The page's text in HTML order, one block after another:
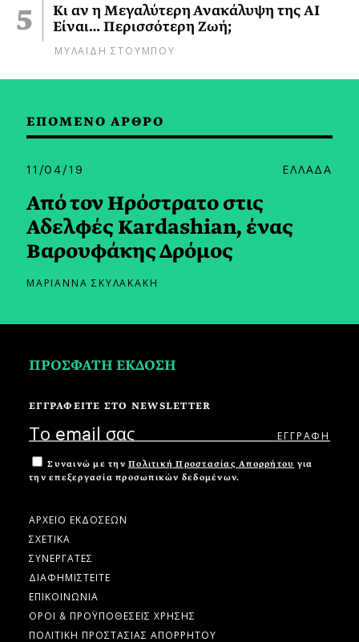
Κι αν η Μεγαλύτερη Ανακάλυψη της AI
Είναι… Περισσότερη Ζωή;
ΜΥΛΑΙΔΗ ΣΤΟΥΜΠΟΥ
ΕΠΟΜΕΝΟ ΑΡΘΡΟ
11/04/19 ΕΛΛΑΔΑ
Από τον Ηρόστρατο στις
Αδελφές Kardashian, ένας
Βαρουφάκης Δρόμος
ΜΑΡΙΑΝΝΑ ΣΚΥΛΑΚΑΚΗ
ΠΡΟΣΦΑΤΗ ΕΚΔΟΣΗ
ΕΓΓΡΑΦΕΙΤΕ ΣΤΟ NEWSLETTER
Συναινώ με την Πολιτική Προστασίας Απορρήτου για
την επεξεργασία προσωπικών δεδομένων.
ΑΡΧΕΙΟ ΕΚΔΟΣΕΩΝ
ΣΧΕΤΙΚΑ
ΣΥΝΕΡΓΑΤΕΣ
ΔΙΑΦΗΜΙΣΤΕΙΤΕ
ΕΠΙΚΟΙΝΩΝΙΑ
ΟΡΟΙ & ΠΡΟΫΠΟΘΕΣΕΙΣ ΧΡΗΣΗΣ
ΠΟΛΙΤΙΚΗ ΠΡΟΣΤΑΣΙΑΣ ΑΠΟΡΡΗΤΟΥ